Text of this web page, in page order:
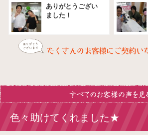
ありがとうござい
ました！
色々助けてくれました★